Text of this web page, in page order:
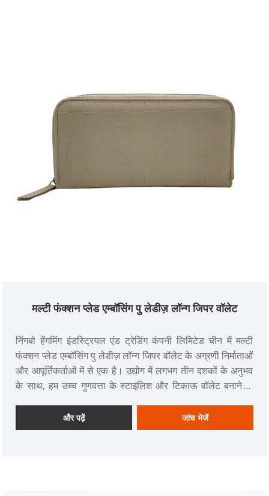
मल्टी फंक्शन प्लेड एम्बॉसिंग पु लेडीज़ लॉन्ग जिपर वॉलेट
निंगबो हेंगमिंग इंडस्ट्रियल एंड ट्रेडिंग कंपनी लिमिटेड चीन में मल्टी
फंक्शन प्लेड एम्बॉसिंग पु लेडीज़ लॉन्ग जिपर वॉलेट के अग्रणी निर्माताओं
और आपूर्तिकर्ताओं में से एक है। उद्योग में लगभग तीन दशकों के अनुभव
के साथ, हम उच्च गुणवत्ता के स्टाइलिश और टिकाऊ वॉलेट बनाने के
और पढ़ें जांच भेजें